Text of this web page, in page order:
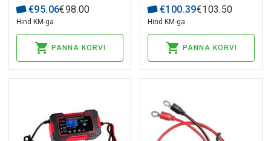
€95.06€98.00
Hind KM-ga
PANNA KORVI
€100.39€103.50
Hind KM-ga
PANNA KORVI